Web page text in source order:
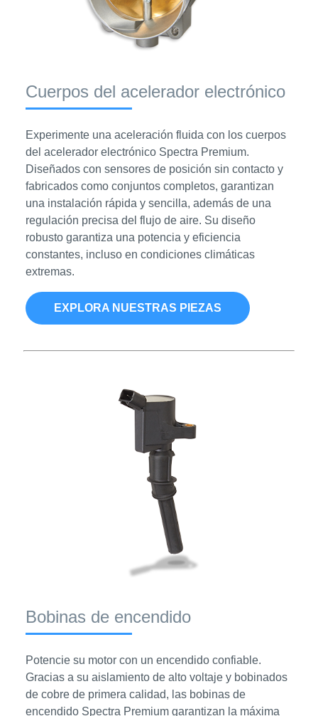
Cuerpos del acelerador electrónico
Experimente una aceleración fluida con los cuerpos
del acelerador electrónico Spectra Premium.
Diseñados con sensores de posición sin contacto y
fabricados como conjuntos completos, garantizan
una instalación rápida y sencilla, además de una
regulación precisa del flujo de aire. Su diseño
robusto garantiza una potencia y eficiencia
constantes, incluso en condiciones climáticas
extremas.
EXPLORA NUESTRAS PIEZAS
Bobinas de encendido
Potencie su motor con un encendido confiable.
Gracias a su aislamiento de alto voltaje y bobinados
de cobre de primera calidad, las bobinas de
encendido Spectra Premium garantizan la máxima